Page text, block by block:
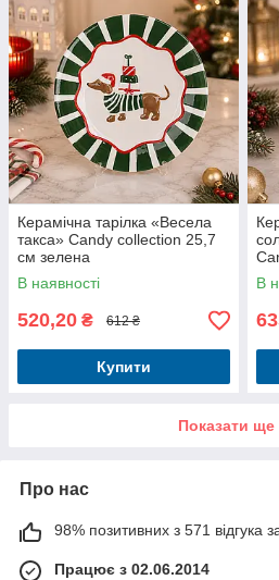
Керамічна тарілка «Весела
такса» Candy collection 25,7
см зелена
В наявності
520,20 ₴ 612 ₴
Купити
В
Показати ще
Про нас
98% позитивних з 571 відгука
Працює з 02.06.2014